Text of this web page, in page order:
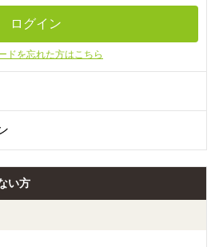
ドを忘れた方はこちら
い方